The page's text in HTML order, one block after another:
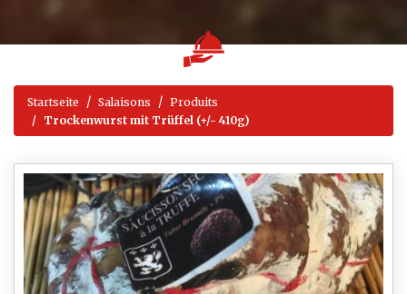
Startseite Salaisons
Produits
Trockenwurst mit Trüffel (+/- 410g)